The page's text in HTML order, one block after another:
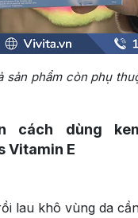
sản phẩm còn phụ
cách dùng
Vitamin E
lau khô vùng da